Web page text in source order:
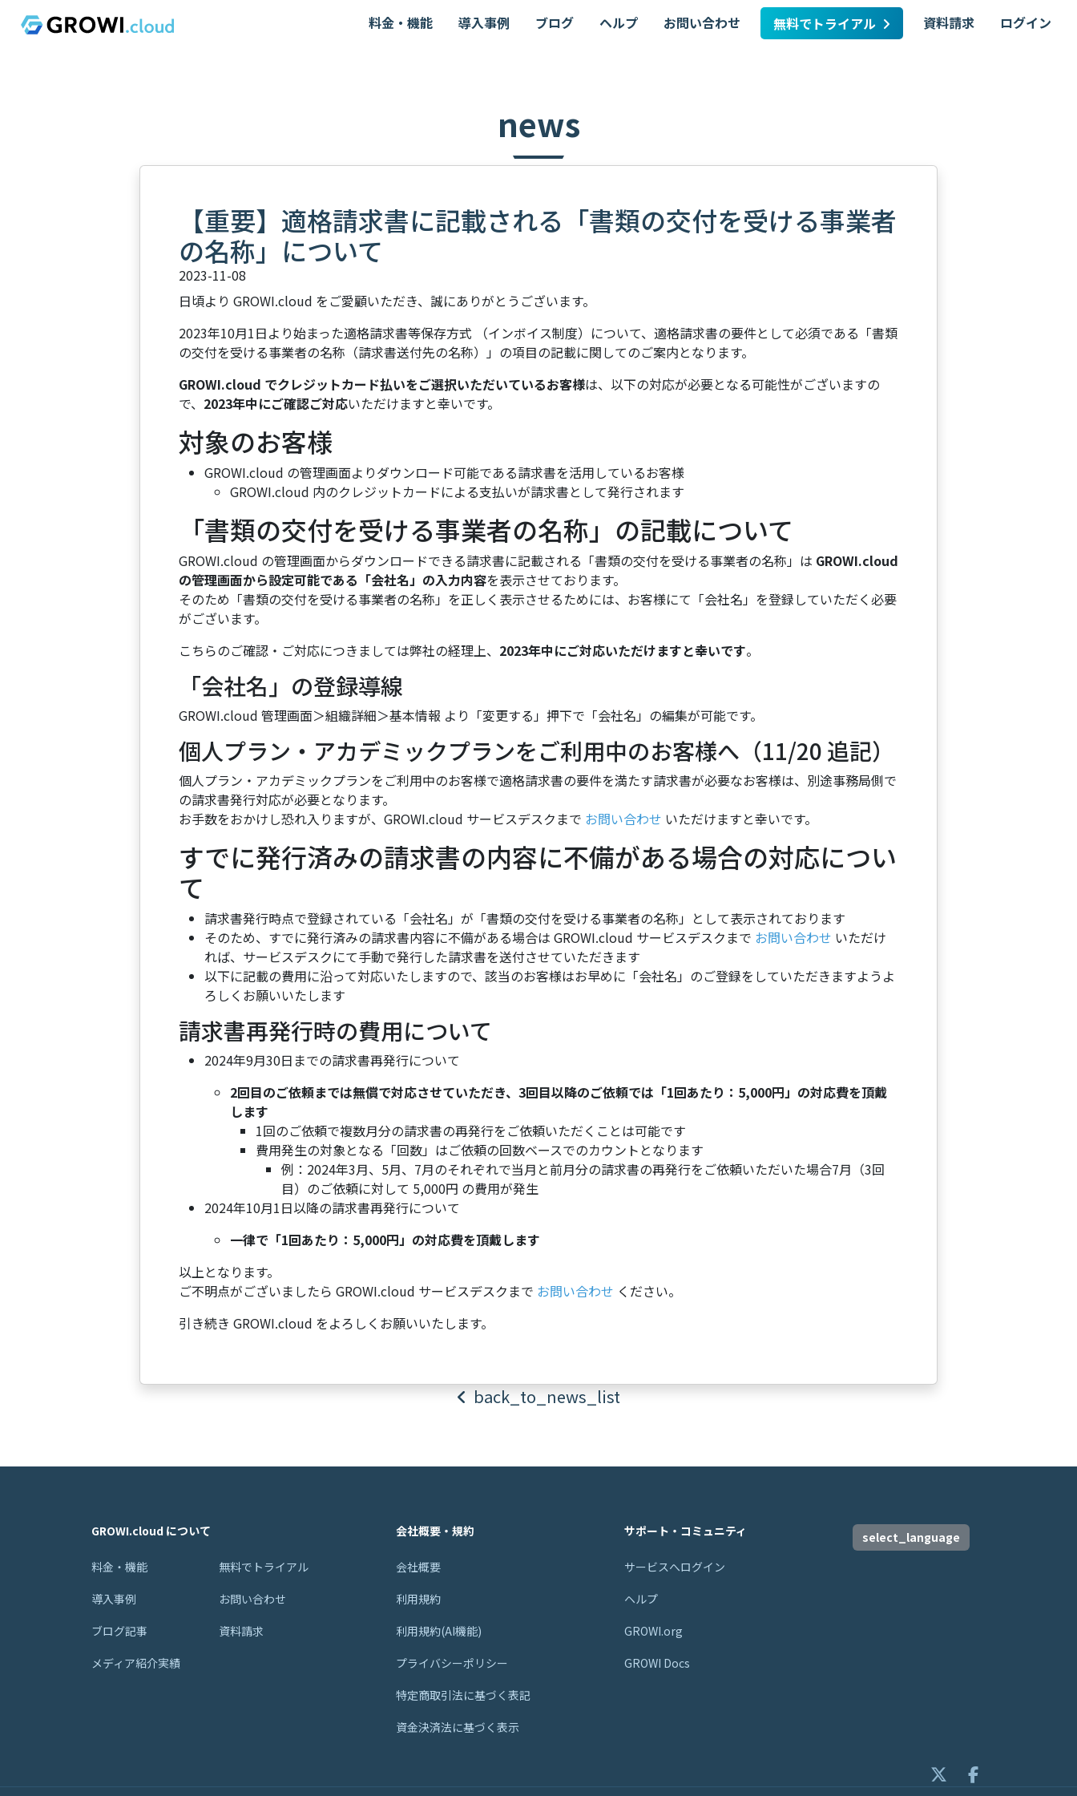
料金・機能 導入事例 ブログ ヘルプ お問い合わせ 無料でトライアル 資料請求 ログイン
news
【重要】適格請求書に記載される「書類の交付を受ける事業者
の名称」について
2023-11-08
日頃より GROWI.cloud をご愛顧いただき、誠にありがとうございます。
2023年10月1日より始まった適格請求書等保存方式 （インボイス制度）について、適格請求書の要件として必須である「書類
の交付を受ける事業者の名称（請求書送付先の名称）」の項目の記載に関してのご案内となります。
GROWI.cloud でクレジットカード払いをご選択いただいているお客様は、以下の対応が必要となる可能性がございますの
で、 2023年中にご確認ご対応いただけますと幸いです。
対象のお客様
GROWI.cloud の管理画面よりダウンロード可能である請求書を活用しているお客様
GROWI.cloud 内のクレジットカードによる支払いが請求書として発行されます
「書類の交付を受ける事業者の名称」の記載について
GROWI.cloud の管理画面からダウンロードできる請求書に記載される「書類の交付を受ける事業者の名称」は GROWI.cloud
の管理画面から設定可能である「会社名」の入力内容を表示させております。
そのため「書類の交付を受ける事業者の名称」を正しく表示させるためには、お客様にて「会社名」を登録していただく必要
がございます。
こちらのご確認・ご対応につきましては弊社の経理上、 2023年中にご対応いただけますと幸いです。
「会社名」の登録導線
GROWI.cloud 管理画面＞組織詳細＞基本情報 より「変更する」押下で「会社名」の編集が可能です。
個人プラン・アカデミックプランをご利用中のお客様へ（11/20 追記）
個人プラン・アカデミックプランをご利用中のお客様で適格請求書の要件を満たす請求書が必要なお客様は、別途事務局側で
の請求書発行対応が必要となります。
お手数をおかけし恐れ入りますが、GROWI.cloud サービスデスクまで お問い合わせ いただけますと幸いです。
すでに発行済みの請求書の内容に不備がある場合の対応につい
て
請求書発行時点で登録されている「会社名」が「書類の交付を受ける事業者の名称」として表示されております
そのため、すでに発行済みの請求書内容に不備がある場合は GROWI.cloud サービスデスクまで お問い合わせ いただけ
れば、サービスデスクにて手動で発行した請求書を送付させていただきます
以下に記載の費用に沿って対応いたしますので、該当のお客様はお早めに「会社名」のご登録をしていただきますようよ
ろしくお願いいたします
請求書再発行時の費用について
2024年9月30日までの請求書再発行について
2回目のご依頼までは無償で対応させていただき、3回目以降のご依頼では「1回あたり：5,000円」の対応費を頂戴
します
1回のご依頼で複数月分の請求書の再発行をご依頼いただくことは可能です
費用発生の対象となる「回数」はご依頼の回数ベースでのカウントとなります
例：2024年3月、5月、7月のそれぞれで当月と前月分の請求書の再発行をご依頼いただいた場合7月（3回
目）のご依頼に対して 5,000円 の費用が発生
2024年10月1日以降の請求書再発行について
一律で「1回あたり：5,000円」の対応費を頂戴します
以上となります。
ご不明点がございましたら GROWI.cloud サービスデスクまで お問い合わせ ください。
引き続き GROWI.cloud をよろしくお願いいたします。
back_to_news_list
GROWI.cloud について
料金・機能
導入事例
ブログ記事
メディア紹介実績
無料でトライアル
お問い合わせ
資料請求
会社概要・規約
会社概要
利用規約
利用規約(AI機能)
プライバシーポリシー
特定商取引法に基づく表記
資金決済法に基づく表示
サポート・コミュニティ
サービスへログイン
ヘルプ
GROWI.org
GROWI Docs
select_language